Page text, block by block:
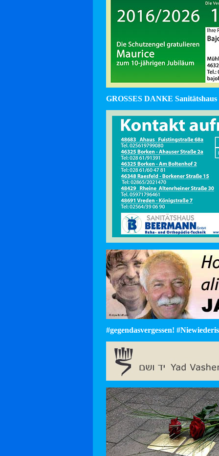
GROSSES DANKE
#gegendasvergessen!